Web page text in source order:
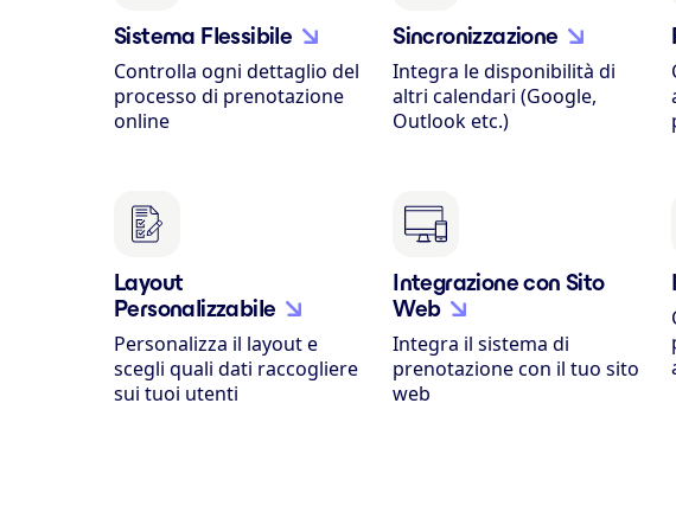
Sistema Flessibile
Controlla ogni dettaglio del
processo di prenotazione
online
Sincronizzazione
Integra le disponibilità di
altri calendari (Google,
Outlook etc.)
Layout
Personalizzabile
Personalizza il layout e
scegli quali dati raccogliere
sui tuoi utenti
Integrazione con Sito
Web
Integra il sistema di
prenotazione con il tuo sito
web